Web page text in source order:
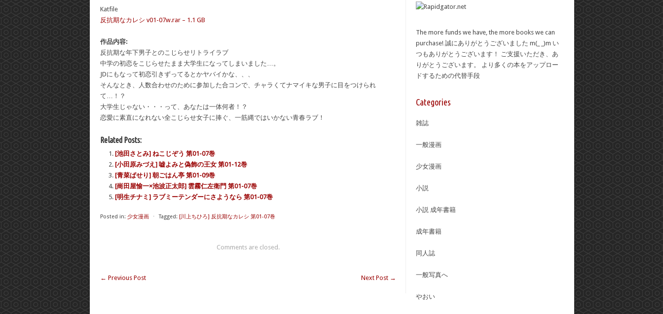
Katfile
反抗期なカレシ v01-07w.rar – 1.1 GB
作品内容:
反抗期な年下男子とのこじらせリトライラブ
中学の初恋をこじらせたまま大学生になってしまいました…。
JDにもなって初恋引きずってるとかヤバイかな、、、
そんなとき、人数合わせのために参加した合コンで、チャラくてナマイキな男子に目をつけられ
て…！？
大学生じゃない・・・って、あなたは一体何者！？
恋愛に素直になれない全こじらせ女子に捧ぐ、一筋縄ではいかない青春ラブ！
Related Posts:
[池田さとみ] ねこじぞう 第01-07巻
[小田原みづえ] 嘘よみと偽飾の王女 第01-12巻
[青菜ぱせり] 朝ごはん亭 第01-09巻
[崗田屋愉一×池波正太郎] 雲霧仁左衛門 第01-07巻
[明生チナミ] ラブミーテンダーにさようなら 第01-07巻
Posted in: 少女漫画 ⋅ Tagged: [川上ちひろ] 反抗期なカレシ 第01-07巻
Comments are closed.
← Previous Post Next Post →
The more funds we have, the more books we can
purchase! 誠にありがとうございました m(_ _)m い
つもありがとうございます！ ご支援いただき、あ
りがとうございます。 より多くの本をアップロー
ドするための代替手段
Categories
雑誌
一般漫画
少女漫画
小説
小説 成年書籍
成年書籍
同人誌
一般写真へ
やおい